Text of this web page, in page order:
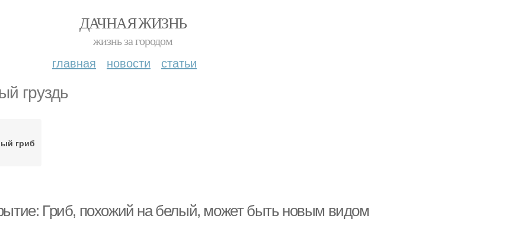
ДАЧНАЯ ЖИЗНЬ
жизнь за городом
главная новости статьи
груздь
гриб
Гриб, похожий на белый, может быть новым видом